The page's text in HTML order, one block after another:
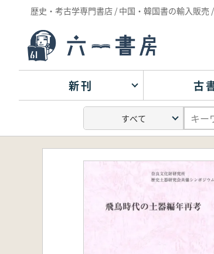
歴史・考古学専門書店 / 中国・韓国書の輸入販売
新刊 古